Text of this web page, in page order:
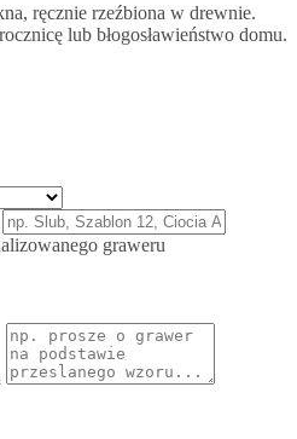
ręcznie rzeźbiona w drewnie.
lub błogosławieństwo domu.
graweru